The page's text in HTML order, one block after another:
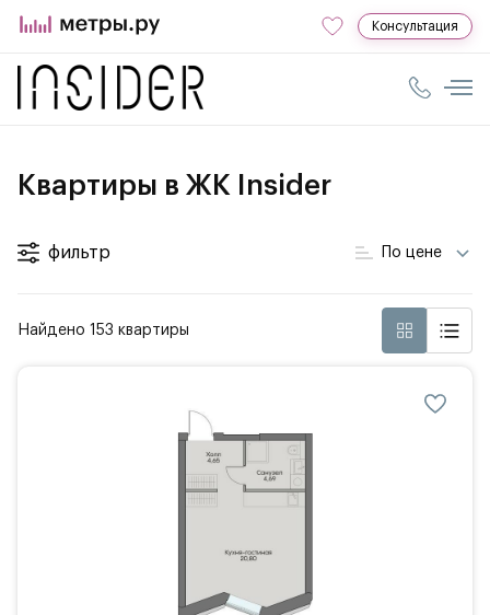
Консультация
Квартиры в ЖК Insider
фильтр По цене
Найдено 153 квартиры